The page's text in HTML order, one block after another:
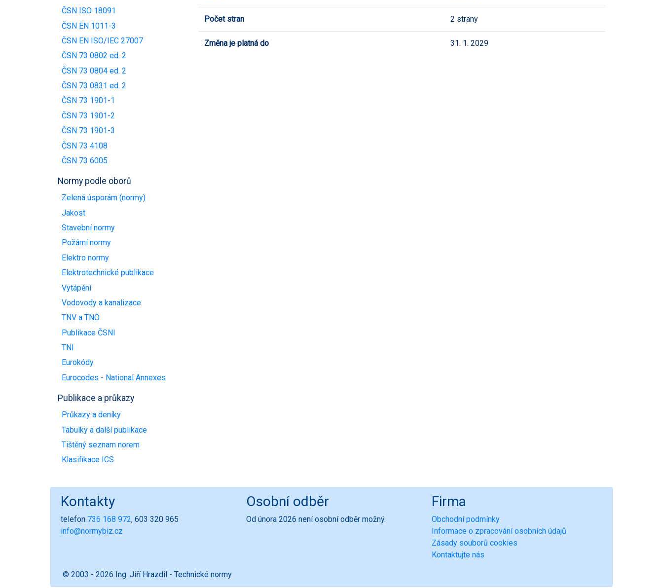
ČSN ISO 18091
ČSN EN 1011-3
ČSN EN ISO/IEC 27007
ČSN 73 0802 ed. 2
ČSN 73 0804 ed. 2
ČSN 73 0831 ed. 2
ČSN 73 1901-1
ČSN 73 1901-2
ČSN 73 1901-3
ČSN 73 4108
ČSN 73 6005
Normy podle oborů
Zelená úsporám (normy)
Jakost
Stavební normy
Požární normy
Elektro normy
Elektrotechnické publikace
Vytápění
Vodovody a kanalizace
TNV a TNO
Publikace ČSNI
TNI
Eurokódy
Eurocodes - National Annexes
Publikace a průkazy
Průkazy a deníky
Tabulky a další publikace
Tištěný seznam norem
Klasifikace ICS
Počet stran 2 strany
Změna je platná do 31. 1. 2029
Kontakty
telefon 736 168 972, 603 320 965
info@normybiz.cz
Osobní odběr
Od února 2026 není osobní odběr možný.
Firma
Obchodní podmínky
Informace o zpracování osobních údajů
Zásady souborů cookies
Kontaktujte nás
© 2003 - 2026 Ing. Jiří Hrazdil - Technické normy